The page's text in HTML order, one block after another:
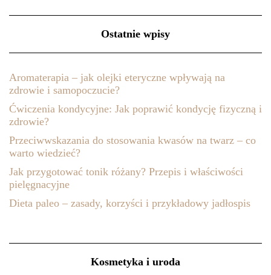
Ostatnie wpisy
Aromaterapia – jak olejki eteryczne wpływają na
zdrowie i samopoczucie?
Ćwiczenia kondycyjne: Jak poprawić kondycję fizyczną i
zdrowie?
Przeciwwskazania do stosowania kwasów na twarz – co
warto wiedzieć?
Jak przygotować tonik różany? Przepis i właściwości
pielęgnacyjne
Dieta paleo – zasady, korzyści i przykładowy jadłospis
Kosmetyka i uroda